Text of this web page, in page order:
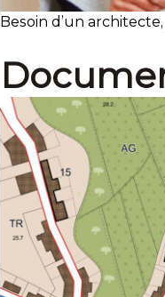
Besoin d’un